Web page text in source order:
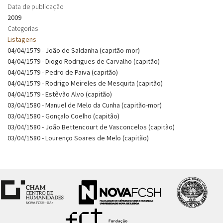
Data de publicação
2009
Categorias
Listagens
04/04/1579 - João de Saldanha (capitão-mor)
04/04/1579 - Diogo Rodrigues de Carvalho (capitão)
04/04/1579 - Pedro de Paiva (capitão)
04/04/1579 - Rodrigo Meireles de Mesquita (capitão)
04/04/1579 - Estêvão Alvo (capitão)
03/04/1580 - Manuel de Melo da Cunha (capitão-mor)
03/04/1580 - Gonçalo Coelho (capitão)
03/04/1580 - João Bettencourt de Vasconcelos (capitão)
03/04/1580 - Lourenço Soares de Melo (capitão)